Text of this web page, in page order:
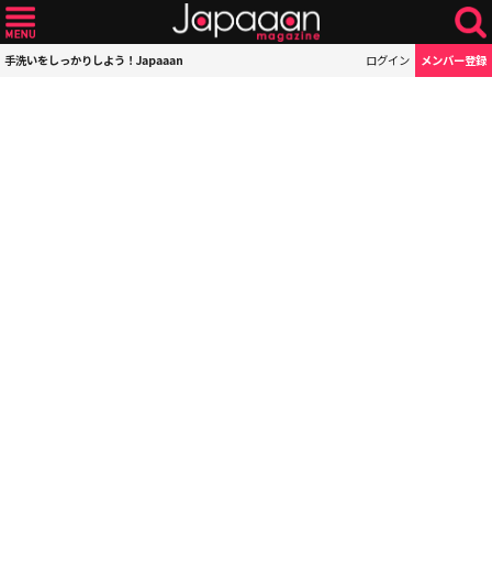
手洗いをしっかりしよう！Japaaan ログイン メンバー登録